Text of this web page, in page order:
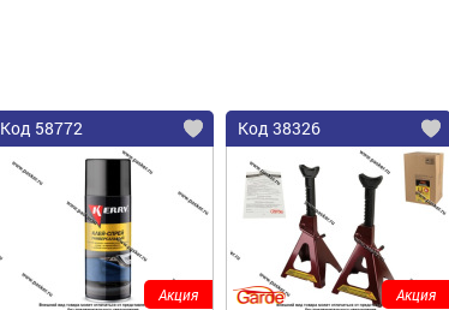
Код 58772
Акция
Код 38326
Акция